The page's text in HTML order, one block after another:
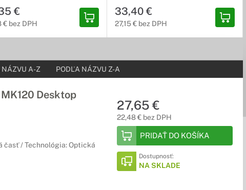
€
€ bez DPH
33,40 €
27,15 € bez DPH
NÁZVU A-Z PODĽA NÁZVU Z-A
Desktop
časť / Technológia: Optická
27,65 €
22,48 € bez DPH
PRIDAŤ DO KOŠÍKA
Dostupnosť:
NA SKLADE